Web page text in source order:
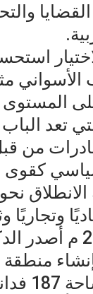
المستوى
تعد
من
كقوى
الانطلاق
وتجاريًا
وفى مايو